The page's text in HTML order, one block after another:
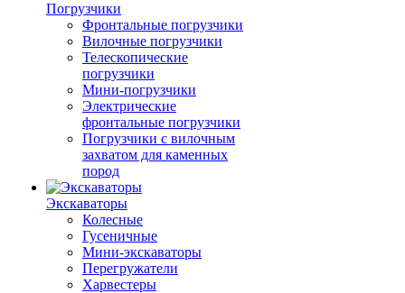
Погрузчики
Фронтальные погрузчики
Вилочные погрузчики
Телескопические
погрузчики
Мини-погрузчики
Электрические
фронтальные погрузчики
Погрузчики с вилочным
захватом для каменных
пород
Экскаваторы
Колесные
Гусеничные
Мини-экскаваторы
Перегружатели
Харвестеры